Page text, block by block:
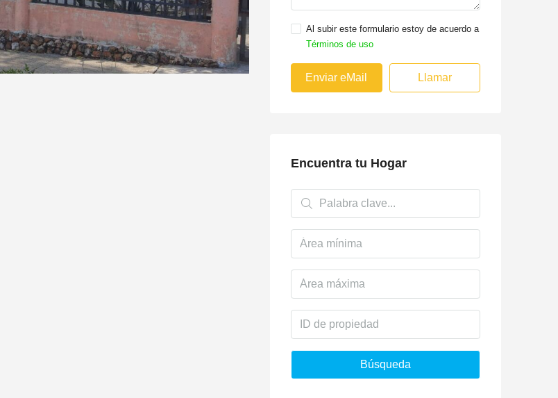
Al subir este formulario estoy de acuerdo a
Términos de uso
Enviar eMail Llamar
Encuentra tu Hogar
Búsqueda